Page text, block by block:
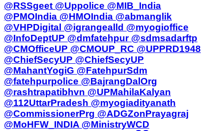
@RSSgeet @Uppolice @MIB_India
@PMOIndia @HMOIndia @abmanglik
@VHPDigital @igrangealld @myogioffice
@InfoDeptUP @dmfatehpur @sdmsadarftp
@CMOfficeUP @CMOUP_RC @UPPRD1948
@ChiefSecyUP @ChiefSecyUP
@MahantYogiG @FatehpurSdm
@fatehpurpolice @BajrangDalOrg
@rashtrapatibhvn @UPMahilaKalyan
@112UttarPradesh @myogiadityanath
@CommissionerPrg @ADGZonPrayagraj
@MoHFW_INDIA @MinistryWCD